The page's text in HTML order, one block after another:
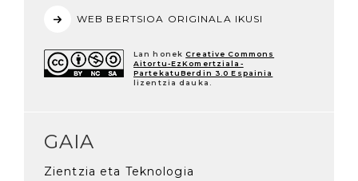
WEB BERTSIOA ORIGINALA IKUSI
Lan honek Creative Commons
Aitortu-EzKomertziala-
PartekatuBerdin 3.0 Espainia
lizentzia dauka.
GAIA
Zientzia eta Teknologia